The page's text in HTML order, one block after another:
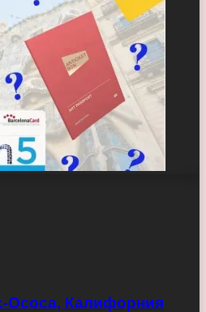
Ососа, Калифорния